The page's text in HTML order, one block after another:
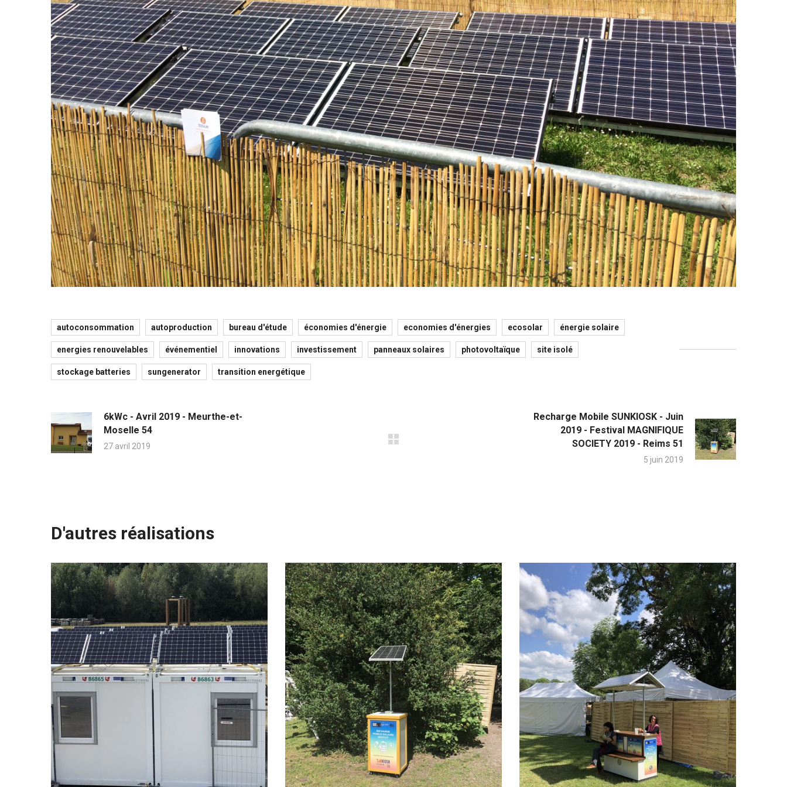
autoconsommation autoproduction bureau d'étude économies d'énergie economies d'énergies ecosolar énergie solaire
energies renouvelables événementiel innovations investissement panneaux solaires photovoltaïque site isolé
stockage batteries sungenerator transition energétique
6kWc - Avril 2019 - Meurthe-et-
Moselle 54
27 avril 2019
Recharge Mobile SUNKIOSK - Juin
2019 - Festival MAGNIFIQUE
SOCIETY 2019 - Reims 51
5 juin 2019
D'autres réalisations